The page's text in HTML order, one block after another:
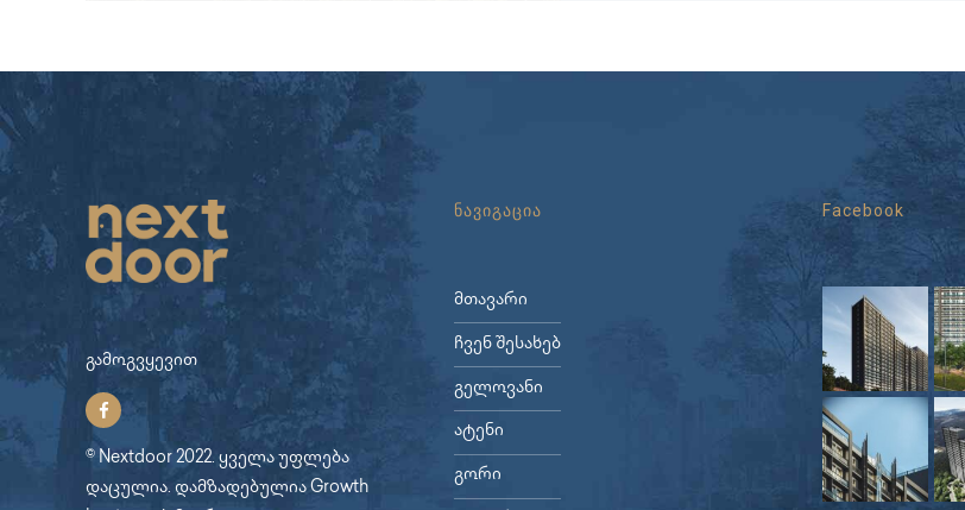
გამოგვყევით
© Nextdoor 2022. ყველა უფლება
დაცულია. დამზადებულია Growth
ნავიგაცია
მთავარი
ჩვენ შესახებ
გელოვანი
ატენი
გორი
Facebook